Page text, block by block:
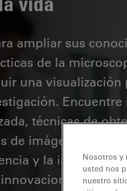
ampliar sus
de la
una
técnicas de
de imágenes. Los
y la
de
Nosotros y
usted nos
nuestro